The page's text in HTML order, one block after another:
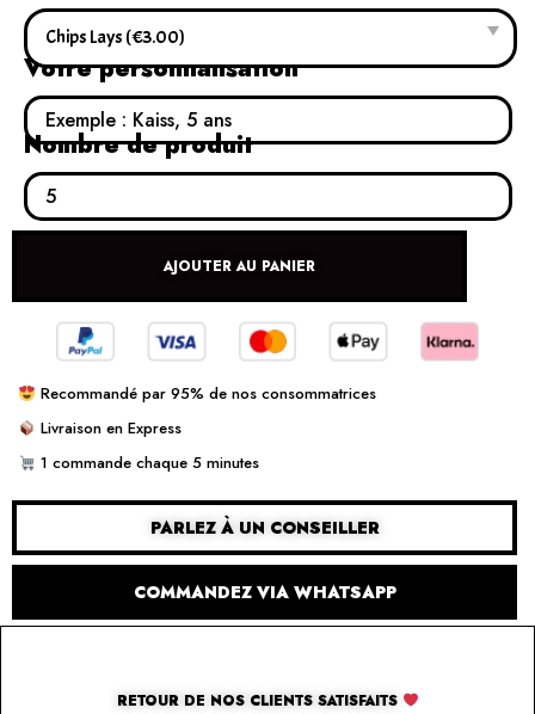
Votre personnalisation
Nombre de produit
AJOUTER AU PANIER
Recommandé par 95% de nos consommatrices
Livraison en Express
1 commande chaque 5 minutes
PARLEZ À UN CONSEILLER
COMMANDEZ VIA WHATSAPP
RETOUR DE NOS CLIENTS SATISFAITS